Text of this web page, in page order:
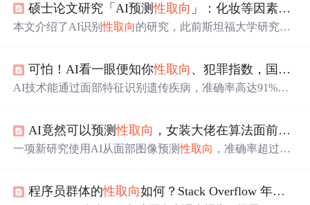
硕士论文研究「AI预测性取向 」：化妆等因素并不影响判断
本文介绍了AI识别性取向的研究，此前斯坦福大学研究引
+方法，还探索肤色对判断的影响。研究表明模型能预测 性
取向，但也引发隐私和可靠性担忧。
可怕！AI看一眼便知你性取向 、犯罪指数，国外网友炸锅了
AI技术能通过面部特征识别遗传疾病，准确率高达91%，
评。AI竟然可以预测性取向 ，女装大佬在算法面前不堪一击！
一项新研究使用AI从面部图像预测性取向 ，准确率超过人
程序员群体的性取向如何？Stack Overflow 年度调查有亮点